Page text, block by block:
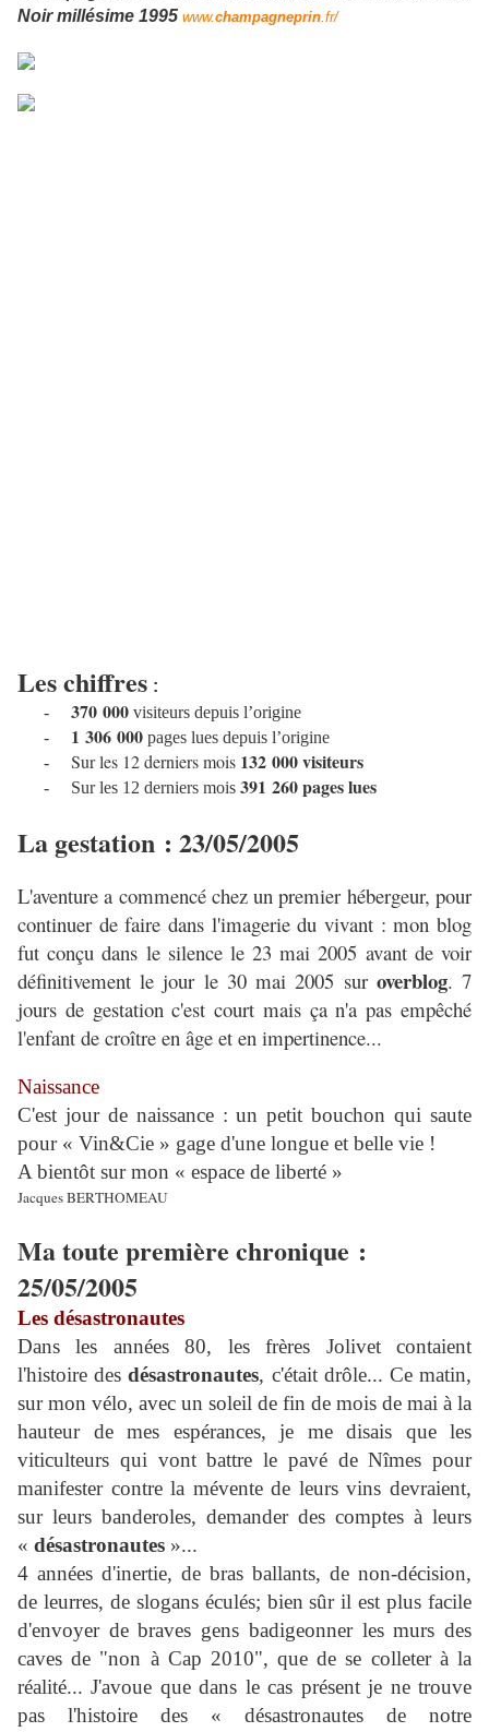
Noir millésime 1995 www.champagneprin.fr/
Les chiffres :
-
370 000 visiteurs depuis l’origine
-
1 306 000 pages lues depuis l’origine
-
Sur les 12 derniers mois 132 000 visiteurs
- Sur les 12 derniers mois 391 260 pages lues
La gestation : 23/05/2005
L'aventure a commencé chez un premier hébergeur, pour
continuer de faire dans l'imagerie du vivant : mon blog
fut conçu dans le silence le 23 mai 2005 avant de voir
définitivement le jour le 30 mai 2005 sur overblog. 7
jours de gestation c'est court mais ça n'a pas empêché
l'enfant de croître en âge et en impertinence...
Naissance
C'est jour de naissance : un petit bouchon qui saute
pour « Vin&Cie » gage d'une longue et belle vie !
A bientôt sur mon « espace de liberté »
Jacques BERTHOMEAU
Ma toute première chronique :
25/05/2005
Les désastronautes
Dans les années 80, les frères Jolivet contaient
l'histoire des désastronautes, c'était drôle... Ce matin,
sur mon vélo, avec un soleil de fin de mois de mai à la
hauteur de mes espérances, je me disais que les
viticulteurs qui vont battre le pavé de Nîmes pour
manifester contre la mévente de leurs vins devraient,
sur leurs banderoles, demander des comptes à leurs
« désastronautes »...
4 années d'inertie, de bras ballants, de non-décision,
de leurres, de slogans éculés; bien sûr il est plus facile
d'envoyer de braves gens badigeonner les murs des
caves de "non à Cap 2010", que de se colleter à la
réalité... J'avoue que dans le cas présent je ne trouve
pas l'histoire des « désastronautes de notre